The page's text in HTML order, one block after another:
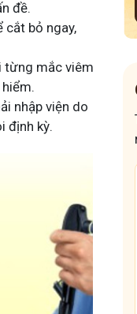
đề.
cắt bỏ ngay,
từng mắc viêm
nhập viện do
định kỳ.
Khớp - Tuấn Tôi
bà con gặp vấn đề xương
chăm sóc và điều trị để